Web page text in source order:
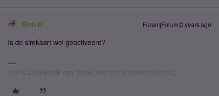
Ron H Forum|Forum|2 years ago
Is de simkaart wel geactiveerd?
100% afhankelijk van VoiceOver en de dicteerfunctie😉